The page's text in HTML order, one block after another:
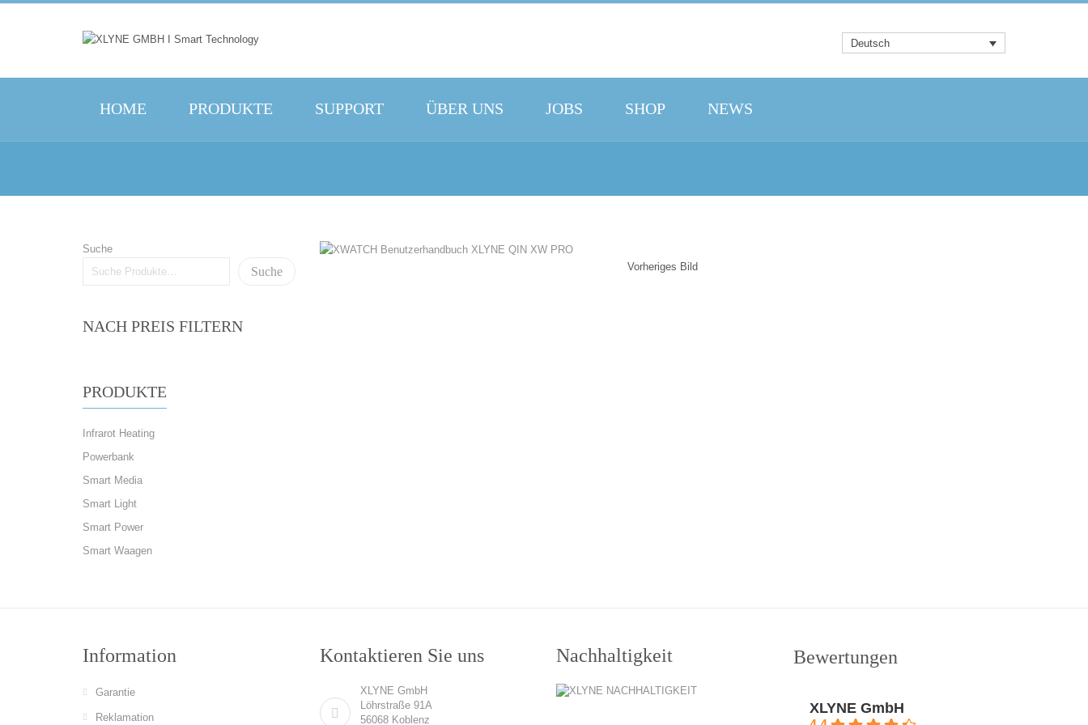
Deutsch
HOME PRODUKTE SUPPORT ÜBER UNS JOBS SHOP NEWS
Suche
Suche
NACH PREIS FILTERN
PRODUKTE
Infrarot Heating
Powerbank
Smart Media
Smart Light
Smart Power
Smart Waagen
Vorheriges Bild
Information
Garantie
Reklamation
Kontaktieren Sie uns
XLYNE GmbH
Löhrstraße 91A
56068 Koblenz
Nachhaltigkeit Bewertungen
XLYNE GmbH